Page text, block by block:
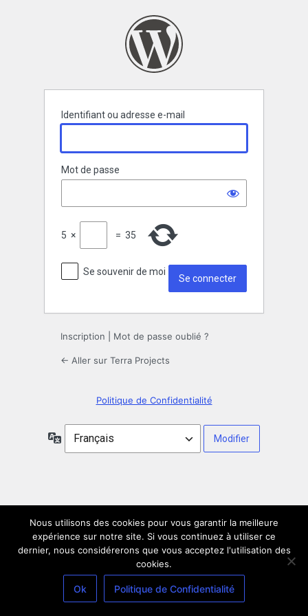
Identifiant ou adresse e-mail
Mot de passe
5 × = 35
Se souvenir de moi
Inscription Mot de passe oublié ?
← Aller sur Terra Projects
Politique de Confidentialité
Langue
Nous utilisons des cookies pour vous garantir la meilleure
expérience sur notre site. Si vous continuez à utiliser ce
dernier, nous considérerons que vous acceptez l'utilisation des
cookies.
Ok Politique de Confidentialité